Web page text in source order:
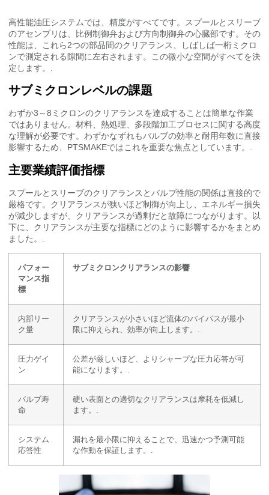
高性能油圧システムでは、精度がすべてです。スプールとスリーブ
のアセンブリは、比例制御弁および方向制御弁の心臓部です。その
性能は、これら2つの部品間のクリアランス、しばしば一桁ミクロ
ンで測定される隙間に左右されます。この微小な空間がすべてを決
定します。.
サブミクロンレベルの課題
わずか3～8ミクロンのクリアランスを達成することは簡単な作業
ではありません。材料、熱処理、多段階加工プロセスに関する高度
な理解が必要です。わずかなずれもバルブの効率と耐用年数に直接
影響するため、PTSMAKEではこれを重要な焦点としています。.
主要業績評価指標
スプールとスリーブのクリアランスとバルブ性能の関係は直接的で
厳格です。クリアランスが狭いほど制御が向上し、エネルギー損失
が減少しますが、クリアランスが過剰だと故障につながります。以
下に、クリアランスが主要な指標にどのように影響するかをまとめ
ました。.
パフォー
マンス指
標
サブミクロンクリアランスの影響
内部リー
ク量
クリアランスが小さいほど流体のバイパスが最小
限に抑えられ、効率が向上します。.
圧力ゲイ
ン
公差が厳しいほど、よりシャープな圧力応答が可
能になります。.
バルブ寿
命
硬い表面との適切なクリアランスは摩耗を低減し
ます。.
システム
応答性
漏れを最小限に抑えることで、迅速かつ予測可能
な作動を保証します。.